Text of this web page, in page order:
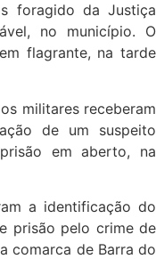
foragido da Justiça
no município. O
flagrante, na tarde
militares receberam
de um suspeito
em aberto, na
a identificação do
prisão pelo crime de
comarca de Barra do